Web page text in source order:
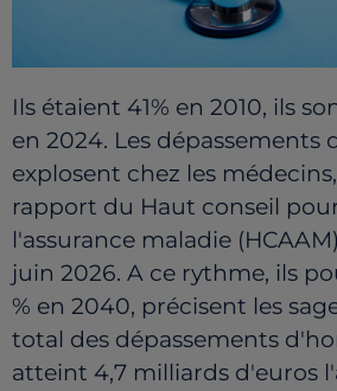
Ils étaient 41% en 2010, ils
en 2024. Les dépassements
explosent chez les
rapport du Haut conseil
l'assurance maladie
juin 2026. A ce rythme, ils
% en 2040, précisent les
total des dépassements
atteint 4,7 milliards d'euros